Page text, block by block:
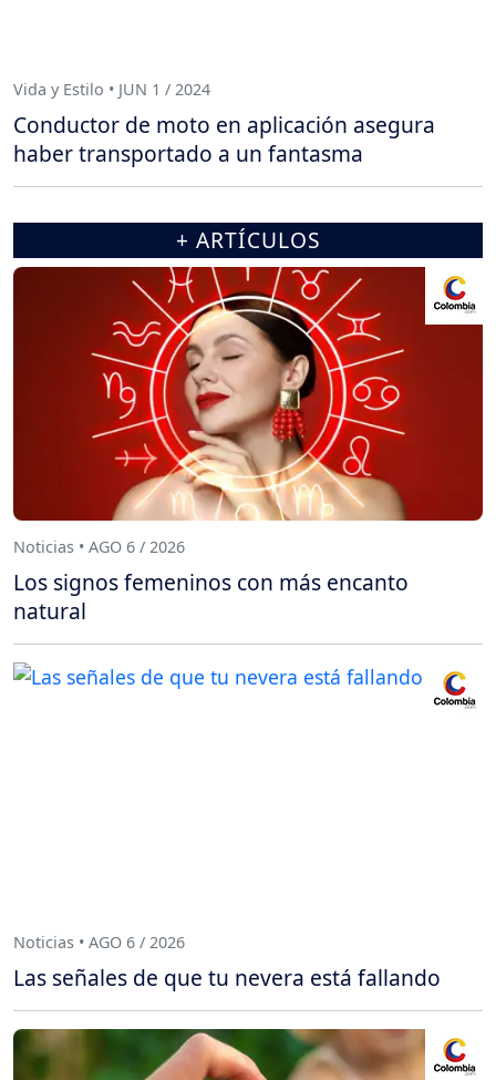
Vida y Estilo • JUN 1 / 2024
Conductor de moto en aplicación asegura
haber transportado a un fantasma
+ ARTÍCULOS
Noticias • AGO 6 / 2026
Los signos femeninos con más encanto
natural
Noticias • AGO 6 / 2026
Las señales de que tu nevera está fallando